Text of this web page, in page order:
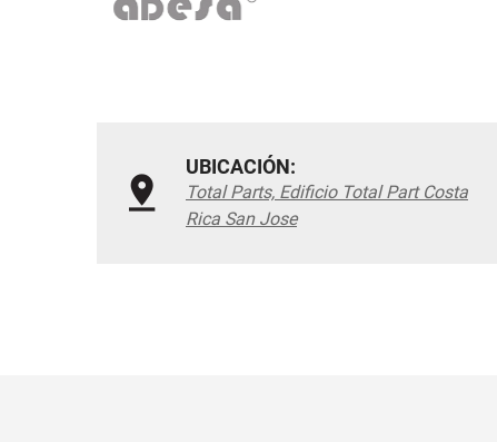
UBICACIÓN:
Total Parts, Edificio Total Part Costa
Rica San Jose